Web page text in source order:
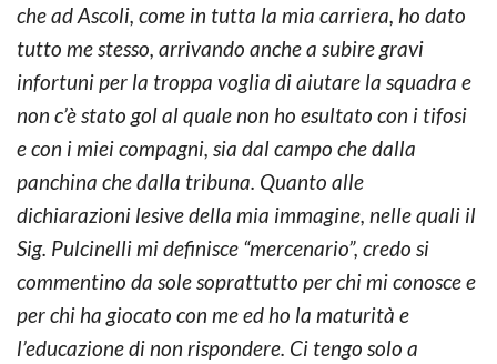
che ad Ascoli, come in tutta la mia carriera, ho dato
tutto me stesso, arrivando anche a subire gravi
infortuni per la troppa voglia di aiutare la squadra e
non c’è stato gol al quale non ho esultato con i tifosi
e con i miei compagni, sia dal campo che dalla
panchina che dalla tribuna. Quanto alle
dichiarazioni lesive della mia immagine, nelle quali il
Sig. Pulcinelli mi definisce “mercenario”, credo si
commentino da sole soprattutto per chi mi conosce e
per chi ha giocato con me ed ho la maturità e
l’educazione di non rispondere. Ci tengo solo a